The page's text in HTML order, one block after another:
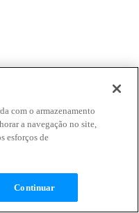
com o armazenamento
a navegação no site,
esforços de
Continuar